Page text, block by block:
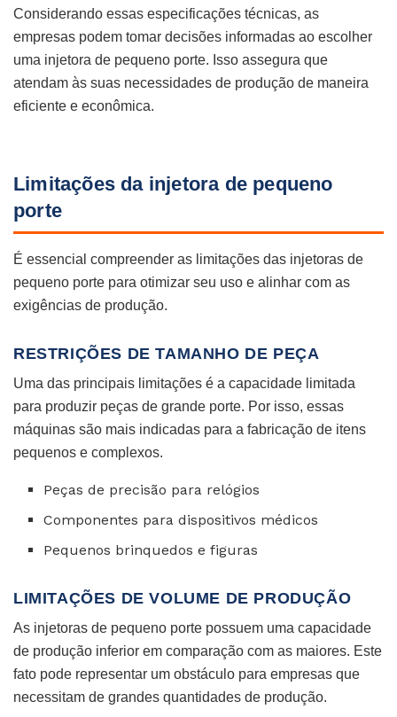
Considerando essas especificações técnicas, as
empresas podem tomar decisões informadas ao escolher
uma injetora de pequeno porte. Isso assegura que
atendam às suas necessidades de produção de maneira
eficiente e econômica.
Limitações da injetora de pequeno
porte
É essencial compreender as limitações das injetoras de
pequeno porte para otimizar seu uso e alinhar com as
exigências de produção.
RESTRIÇÕES DE TAMANHO DE PEÇA
Uma das principais limitações é a capacidade limitada
para produzir peças de grande porte. Por isso, essas
máquinas são mais indicadas para a fabricação de itens
pequenos e complexos.
Peças de precisão para relógios
Componentes para dispositivos médicos
Pequenos brinquedos e figuras
LIMITAÇÕES DE VOLUME DE PRODUÇÃO
As injetoras de pequeno porte possuem uma capacidade
de produção inferior em comparação com as maiores. Este
fato pode representar um obstáculo para empresas que
necessitam de grandes quantidades de produção.